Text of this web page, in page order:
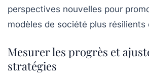
perspectives nouvelles pour
modèles de société plus résilients
Mesurer les progrès et
stratégies